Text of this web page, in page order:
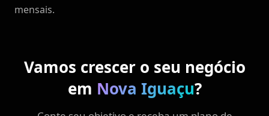
mensais.
Vamos crescer o seu negócio
em Nova Iguaçu?